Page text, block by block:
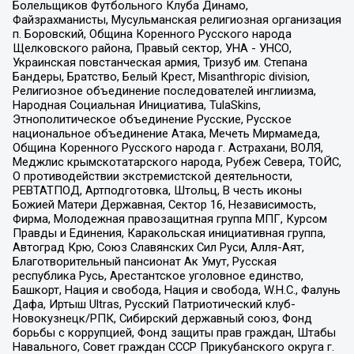
Болельщиков Футбольного Клуба Динамо,
Файзрахманисты, Мусульманская религиозная организация
п. Боровский, Община Коренного Русского народа
Щелковского района, Правый сектор, УНА - УНСО,
Украинская повстанческая армия, Тризуб им. Степана
Бандеры, Братство, Белый Крест, Misanthropic division,
Религиозное объединение последователей инглиизма,
Народная Социальная Инициатива, TulaSkins,
Этнополитическое объединение Русские, Русское
национальное объединение Атака, Мечеть Мирмамеда,
Община Коренного Русского народа г. Астрахани, ВОЛЯ,
Меджлис крымскотатарского народа, Рубеж Севера, ТОЙС,
О противодействии экстремистской деятельности,
РЕВТАТПОД, Артподготовка, Штольц, В честь иконы
Божией Матери Державная, Сектор 16, Независимость,
Фирма, Молодежная правозащитная группа МПГ, Курсом
Правды и Единения, Каракольская инициативная группа,
Автоград Крю, Союз Славянских Сил Руси, Алля-Аят,
Благотворительный пансионат Ак Умут, Русская
республика Русь, Арестантское уголовное единство,
Башкорт, Нация и свобода, Нация и свобода, W.H.С., Фалунь
Дафа, Иртыш Ultras, Русский Патриотический клуб-
Новокузнецк/РПК, Сибирский державный союз, Фонд
борьбы с коррупцией, Фонд защиты прав граждан, Штабы
Навального, Совет граждан СССР Прикубанского округа г.